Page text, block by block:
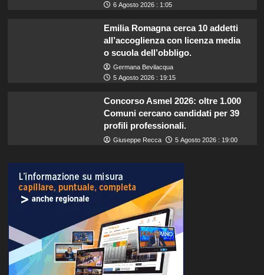
6 Agosto 2026 : 1:05
Emilia Romagna cerca 10 addetti
all’accoglienza con licenza media
o scuola dell’obbligo.
Germana Bevilacqua
5 Agosto 2026 : 19:15
Concorso Asmel 2026: oltre 1.000
Comuni cercano candidati per 39
profili professionali.
Giuseppe Recca 5 Agosto 2026 : 19:00